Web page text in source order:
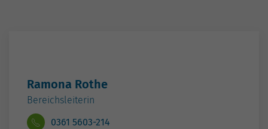
0361 5603-214